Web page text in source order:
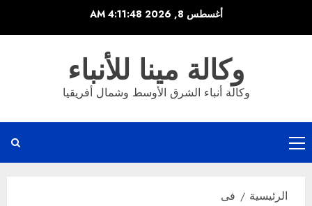
أغسطس 8, 2026 4:11:48 AM
وكالة مينا للأنباء
وكالة أنباء الشرق الأوسط وشمال أفريقيا
القائمة
الرئيسية
الرئيسية فى